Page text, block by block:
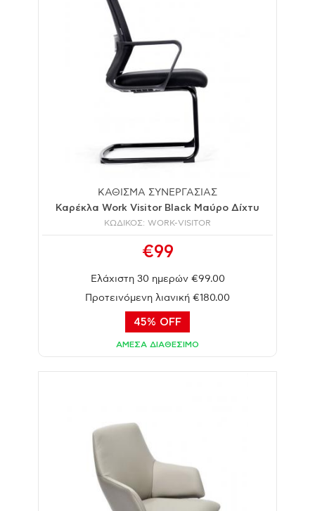
ΚΑΘΙΣΜΑ ΣΥΝΕΡΓΑΣΙΑΣ
Καρέκλα Work Visitor Black Μαύρο Δίχτυ
ΚΩΔΙΚΟΣ: WORK-VISITOR
€99
Ελάχιστη 30 ημερών €99.00
Προτεινόμενη λιανική €180.00
45% OFF
ΑΜΕΣΑ ΔΙΑΘΕΣΙΜΟ